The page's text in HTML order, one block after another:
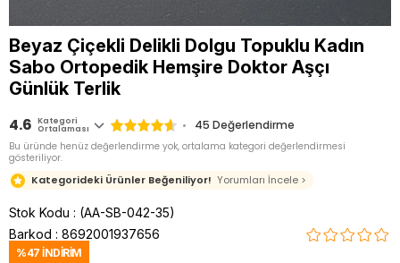
Beyaz Çiçekli Delikli Dolgu Topuklu Kadın
Sabo Ortopedik Hemşire Doktor Aşçı
Günlük Terlik
4.6 Kategori
Ortalaması 45 Değerlendirme
Bu üründe henüz değerlendirme yok, ortalama kategori değerlendirmesi
gösteriliyor.
Kategorideki Ürünler Beğeniliyor! Yorumları İncele >
Stok Kodu
(AA-SB-042-35)
Barkod : 8692001937656
%47 İNDIRIM